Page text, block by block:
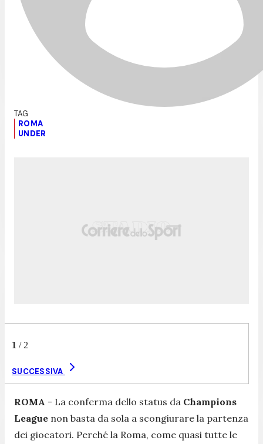
ROMA
UNDER
1 / 2
SUCCESSIVA
ROMA - La conferma dello status da Champions
League non basta da sola a scongiurare la partenza
dei giocatori. Perché la Roma, come quasi tutte le